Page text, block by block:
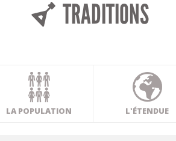
TRADITIONS
LA POPULATION L'ÉTENDUE